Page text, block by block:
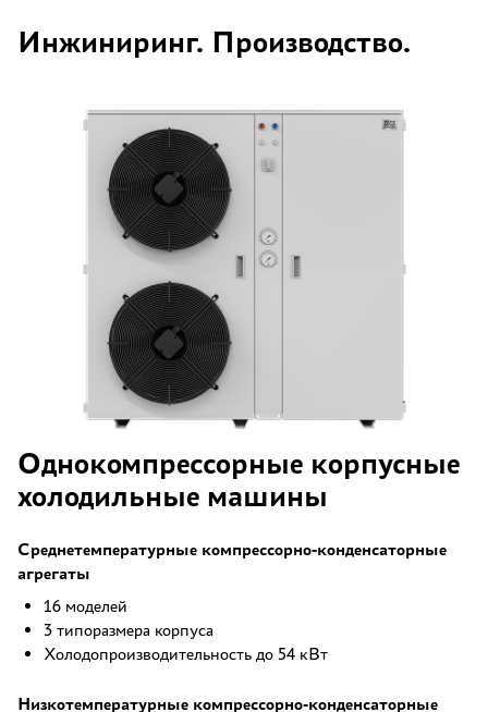
Инжиниринг. Производство.
Однокомпрессорные корпусные
холодильные машины
Среднетемпературные компрессорно-конденсаторные
агрегаты
16 моделей
3 типоразмера корпуса
Холодопроизводительность до 54 кВт
Низкотемпературные компрессорно-конденсаторные